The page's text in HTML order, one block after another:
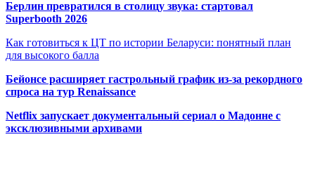
Берлин превратился в столицу звука: стартовал
Superbooth 2026
Как готовиться к ЦТ по истории Беларуси: понятный план
для высокого балла
Бейонсе расширяет гастрольный график из-за рекордного
спроса на тур Renaissance
Netflix запускает документальный сериал о Мадонне с
эксклюзивными архивами